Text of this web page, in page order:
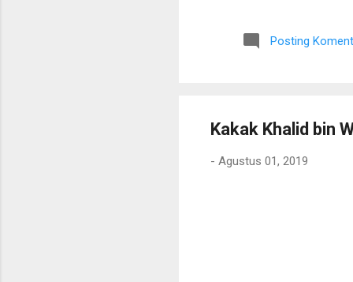
Tanaman itu diperkirakan
untuk ditarik dan dipanen.
Posting
Kakak Khalid bin
- Agustus 01, 2019